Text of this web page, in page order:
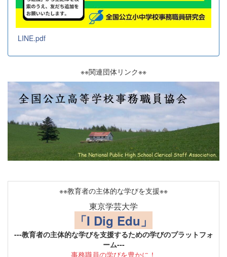
LINE.pdf
※※関連団体リンク※※
※※教育者の主体的な学びを支援※※
東京学芸大学
「I Dig Edu」
---教育者の主体的な学びを支援するための学びのプラットフォ
ーム---
事務職員の学びを豊かに！